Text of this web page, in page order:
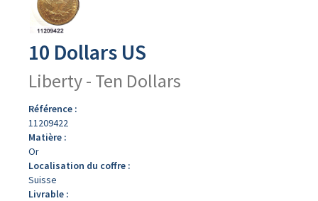
produit
10 Dollars US
Liberty - Ten Dollars
Référence :
11209422
Matière :
Or
Localisation du coffre :
Suisse
Livrable :